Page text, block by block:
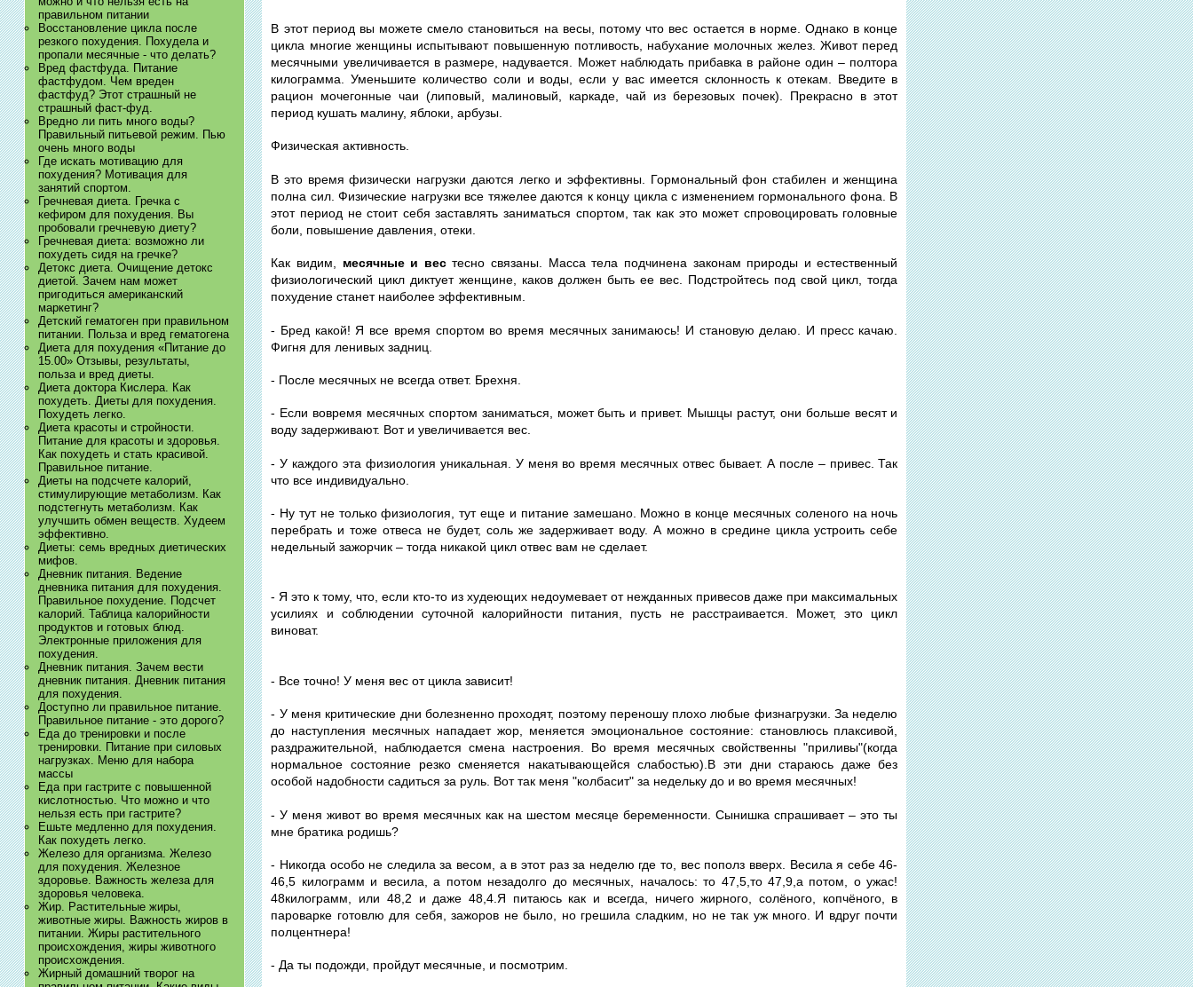
правильном питании
Восстановление цикла после
резкого похудения. Похудела и
пропали месячные - что делать?
Вред фастфуда. Питание
фастфудом. Чем вреден
фастфуд? Этот страшный не
страшный фаст-фуд.
Вредно ли пить много воды?
Правильный питьевой режим. Пью
очень много воды
Где искать мотивацию для
похудения? Мотивация для
занятий спортом.
Гречневая диета. Гречка с
кефиром для похудения. Вы
пробовали гречневую диету?
Гречневая диета: возможно ли
похудеть сидя на гречке?
Детокс диета. Очищение детокс
диетой. Зачем нам может
пригодиться американский
маркетинг?
Детский гематоген при правильном
питании. Польза и вред гематогена
Диета для похудения «Питание до
15.00» Отзывы, результаты,
польза и вред диеты.
Диета доктора Кислера. Как
похудеть. Диеты для похудения.
Похудеть легко.
Диета красоты и стройности.
Питание для красоты и здоровья.
Как похудеть и стать красивой.
Правильное питание.
Диеты на подсчете калорий,
стимулирующие метаболизм. Как
подстегнуть метаболизм. Как
улучшить обмен веществ. Худеем
эффективно.
Диеты: семь вредных диетических
мифов.
Дневник питания. Ведение
дневника питания для похудения.
Правильное похудение. Подсчет
калорий. Таблица калорийности
продуктов и готовых блюд.
Электронные приложения для
похудения.
Дневник питания. Зачем вести
дневник питания. Дневник питания
для похудения.
Доступно ли правильное питание.
Правильное питание - это дорого?
Еда до тренировки и после
тренировки. Питание при силовых
нагрузках. Меню для набора
массы
Еда при гастрите с повышенной
кислотностью. Что можно и что
нельзя есть при гастрите?
Ешьте медленно для похудения.
Как похудеть легко.
Железо для организма. Железо
для похудения. Железное
здоровье. Важность железа для
здоровья человека.
Жир. Растительные жиры,
животные жиры. Важность жиров в
питании. Жиры растительного
происхождения, жиры животного
происхождения.
Жирный домашний творог на
В этот период вы можете смело становиться на весы, потому что вес остается в норме. Однако в конце
цикла многие женщины испытывают повышенную потливость, набухание молочных желез. Живот перед
месячными увеличивается в размере, надувается. Может наблюдать прибавка в районе один – полтора
килограмма. Уменьшите количество соли и воды, если у вас имеется склонность к отекам. Введите в
рацион мочегонные чаи (липовый, малиновый, каркаде, чай из березовых почек). Прекрасно в этот
период кушать малину, яблоки, арбузы.
Физическая активность.
В это время физически нагрузки даются легко и эффективны. Гормональный фон стабилен и женщина
полна сил. Физические нагрузки все тяжелее даются к концу цикла с изменением гормонального фона. В
этот период не стоит себя заставлять заниматься спортом, так как это может спровоцировать головные
боли, повышение давления, отеки.
Как видим, месячные и вестесно связаны. Масса тела подчинена законам природы и естественный
физиологический цикл диктует женщине, каков должен быть ее вес. Подстройтесь под свой цикл, тогда
похудение станет наиболее эффективным.
- Бред какой! Я все время спортом во время месячных занимаюсь! И становую делаю. И пресс качаю.
Фигня для ленивых задниц.
- После месячных не всегда ответ. Брехня.
- Если вовремя месячных спортом заниматься, может быть и привет. Мышцы растут, они больше весят и
воду задерживают. Вот и увеличивается вес.
- У каждого эта физиология уникальная. У меня во время месячных отвес бывает. А после – привес. Так
что все индивидуально.
- Ну тут не только физиология, тут еще и питание замешано. Можно в конце месячных соленого на ночь
перебрать и тоже отвеса не будет, соль же задерживает воду. А можно в средине цикла устроить себе
недельный зажорчик – тогда никакой цикл отвес вам не сделает.
- Я это к тому, что, если кто-то из худеющих недоумевает от нежданных привесов даже при максимальных
усилиях и соблюдении суточной калорийности питания, пусть не расстраивается. Может, это цикл
виноват.
- Все точно! У меня вес от цикла зависит!
- У меня критические дни болезненно проходят, поэтому переношу плохо любые физнагрузки. За неделю
до наступления месячных нападает жор, меняется эмоциональное состояние: становлюсь плаксивой,
раздражительной, наблюдается смена настроения. Во время месячных свойственны "приливы"(когда
нормальное состояние резко сменяется накатывающейся слабостью).В эти дни стараюсь даже без
особой надобности садиться за руль. Вот так меня "колбасит" за недельку до и во время месячных!
- У меня живот во время месячных как на шестом месяце беременности. Сынишка спрашивает – это ты
мне братика родишь?
- Никогда особо не следила за весом, а в этот раз за неделю где то, вес пополз вверх. Весила я себе 46-
46,5 килограмм и весила, а потом незадолго до месячных, началось: то 47,5,то 47,9,а потом, о ужас!
48килограмм, или 48,2 и даже 48,4.Я питаюсь как и всегда, ничего жирного, солёного, копчёного, в
пароварке готовлю для себя, зажоров не было, но грешила сладким, но не так уж много. И вдруг почти
полцентнера!
- Да ты подожди, пройдут месячные, и посмотрим.